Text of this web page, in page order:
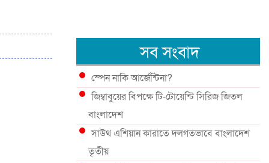
সব সংবাদ
স্পেন নাকি আর্জেন্টিনা?
জিম্বাবুয়ের বিপক্ষে টি-টোয়েন্টি সিরিজ জিতল
বাংলাদেশ
সাউথ এশিয়ান কারাতে দলগতভাবে বাংলাদেশ
তৃতীয়